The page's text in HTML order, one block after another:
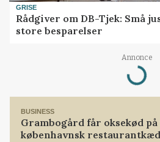
GRISE
Rådgiver om DB-Tjek: Små
store besparelser
Annonce
Loading...
BUSINESS
Grambogård får oksekød på
københavnsk